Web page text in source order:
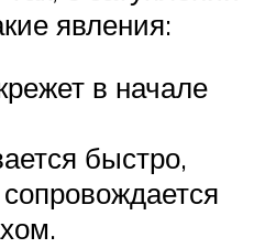
явления:
в начале
быстро,